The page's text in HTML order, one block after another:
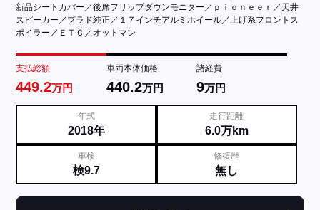
新品シートカバー／後席フリップダウンモニター／ｐｉｏｎｅｅｒ／天井
スピーカー／プラド純正／１７インチアルミホイール／上げ系フロントス
ポイラー／ＥＴＣ／オットマン
支払総額
449.2万円
車両本体価格
440.2万円
諸経費
9万円
年式
2018年
走行距離
6.0万km
車検
検9.7
修復歴
無し